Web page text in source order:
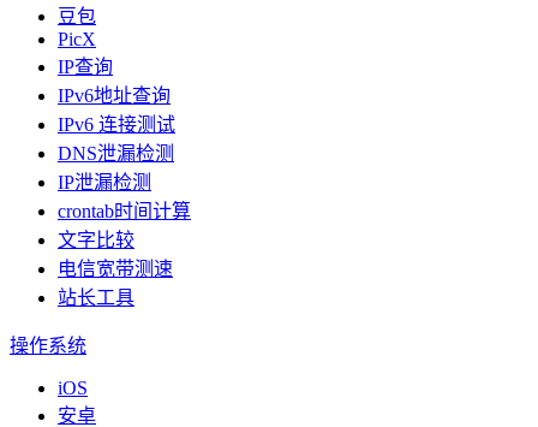
豆包
PicX
IP查询
IPv6地址查询
IPv6 连接测试
DNS泄漏检测
IP泄漏检测
crontab时间计算
文字比较
电信宽带测速
站长工具
操作系统
iOS
安卓